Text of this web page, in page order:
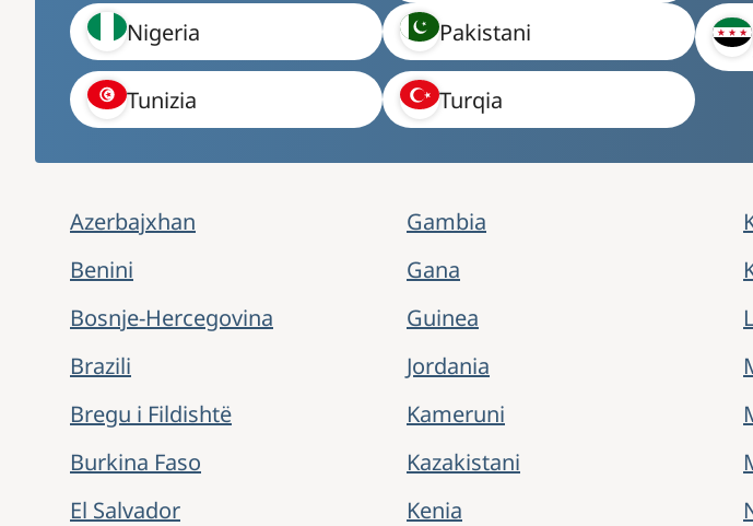
Nigeria Pakistani
Tunizia Turqia
Azerbajxhan
Benini
Bosnje-Hercegovina
Brazili
Bregu i Fildishtë
Burkina Faso
El Salvador
Gambia
Gana
Guinea
Jordania
Kameruni
Kazakistani
Kenia